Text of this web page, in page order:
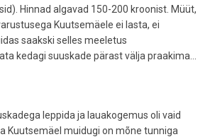
Hinnad algavad 150-200 kroonist. Müüt,
Kuutsemäele ei lasta, ei
saakski selles meeletus
kedagi suuskade pärast välja praakima...
leppida ja lauakogemus oli vaid
Kuutsemäel muidugi on mõne tunniga